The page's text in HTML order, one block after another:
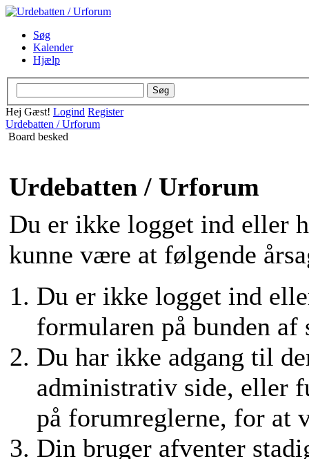
Søg
Kalender
Hjælp
Hej Gæst! Logind Register
Urdebatten / Urforum
Board besked
Urdebatten / Urforum
Du er ikke logget ind eller
kunne være at følgende
Du er ikke logget ind
formularen på bunden
Du har ikke adgang til
administrativ side, eller
på forumreglerne, for at
Din bruger afventer